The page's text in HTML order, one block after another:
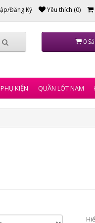
Đăng Ký Yêu thích (0)
0
PHỤ KIỆN QUẦN LÓT NAM